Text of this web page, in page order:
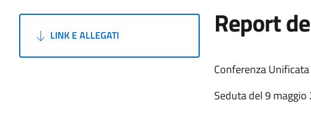
LINK E ALLEGATI Report
Conferenza Unificata
Seduta del 9